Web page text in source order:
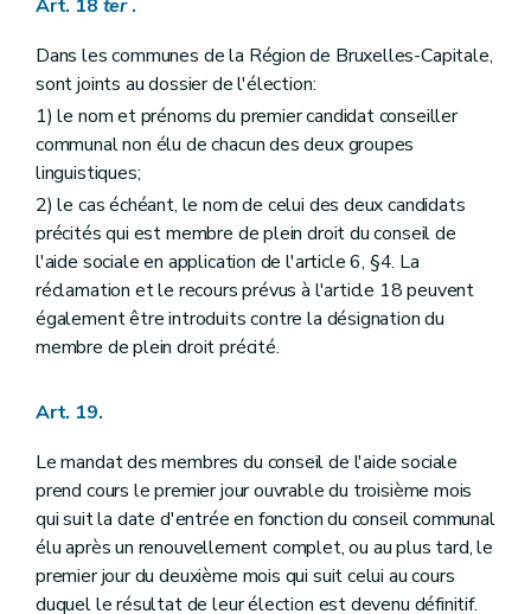
Art. 18 ter.
Dans les communes de la Région de Bruxelles-Capitale,
sont joints au dossier de l'élection:
1) le nom et prénoms du premier candidat conseiller
communal non élu de chacun des deux groupes
linguistiques;
2) le cas échéant, le nom de celui des deux candidats
précités qui est membre de plein droit du conseil de
l'aide sociale en application de l'article 6, §4. La
réclamation et le recours prévus à l'article 18 peuvent
également être introduits contre la désignation du
membre de plein droit précité.
Art. 19.
Le mandat des membres du conseil de l'aide sociale
prend cours le premier jour ouvrable du troisième mois
qui suit la date d'entrée en fonction du conseil communal
élu après un renouvellement complet, ou au plus tard, le
premier jour du deuxième mois qui suit celui au cours
duquel le résultat de leur élection est devenu définitif.